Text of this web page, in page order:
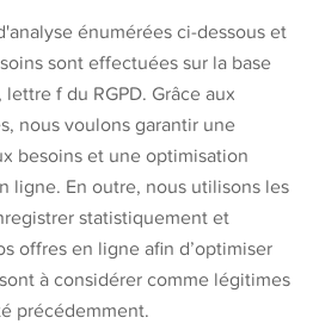
énumérées ci-dessous et
sont effectuées sur la base
lettre f du RGPD. Grâce aux
nous voulons garantir une
besoins et une optimisation
ligne. En outre, nous utilisons les
statistiquement et
offres en ligne afin d’optimiser
à considérer comme légitimes
précédemment.